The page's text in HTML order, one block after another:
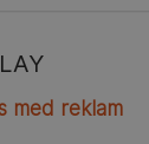
med reklam